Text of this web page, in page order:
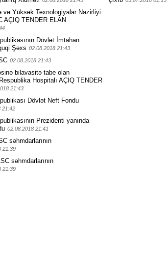
və Yüksək Texnologiyalar Nazirliyi
AÇIQ TENDER ELAN
Dövlət İmtahan
Şəxs 02.08.2018 21:43
02.08.2018 21:43
bilavasitə tabe olan
Hospitalı AÇIQ TENDER
21:43
Dövlət Neft Fondu
21:42
Prezidenti yanında
02.08.2018 21:41
səhmdarlarının
21:39
səhmdarlarının
21:39